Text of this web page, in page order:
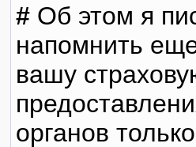
# Об этом я
напомнить
вашу
органов